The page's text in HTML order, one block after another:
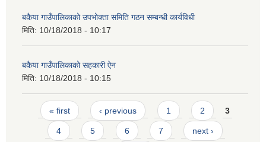
बकैया गाउँपालिकाको उपभोक्ता समिति गठन सम्बन्धी कार्यविधी
मिति: 10/18/2018 - 10:17
बकैया गाउँपालिकाको सहकारी ऐन
मिति: 10/18/2018 - 10:15
Pages
« first ‹ previous 1 2 3
4 5 6 7 next ›